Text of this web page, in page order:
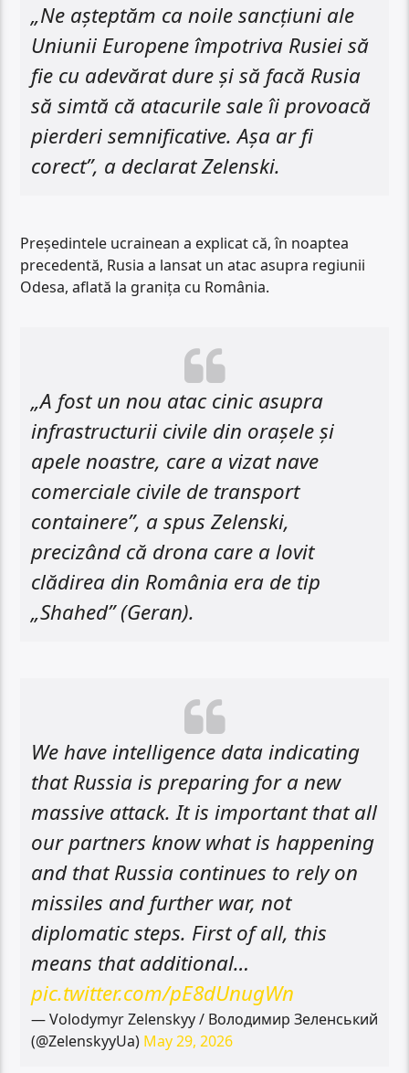
„Ne așteptăm ca noile sancțiuni ale
Uniunii Europene împotriva Rusiei să
fie cu adevărat dure și să facă Rusia
să simtă că atacurile sale îi provoacă
pierderi semnificative. Așa ar fi
corect”, a declarat Zelenski.
Președintele ucrainean a explicat că, în noaptea
precedentă, Rusia a lansat un atac asupra regiunii
Odesa, aflată la granița cu România.
„A fost un nou atac cinic asupra
infrastructurii civile din orașele și
apele noastre, care a vizat nave
comerciale civile de transport
containere”, a spus Zelenski,
precizând că drona care a lovit
clădirea din România era de tip
„Shahed” (Geran).
We have intelligence data indicating
that Russia is preparing for a new
massive attack. It is important that all
our partners know what is happening
and that Russia continues to rely on
missiles and further war, not
diplomatic steps. First of all, this
means that additional…
pic.twitter.com/pE8dUnugWn
— Volodymyr Zelenskyy / Володимир Зеленський
(@ZelenskyyUa) May 29, 2026